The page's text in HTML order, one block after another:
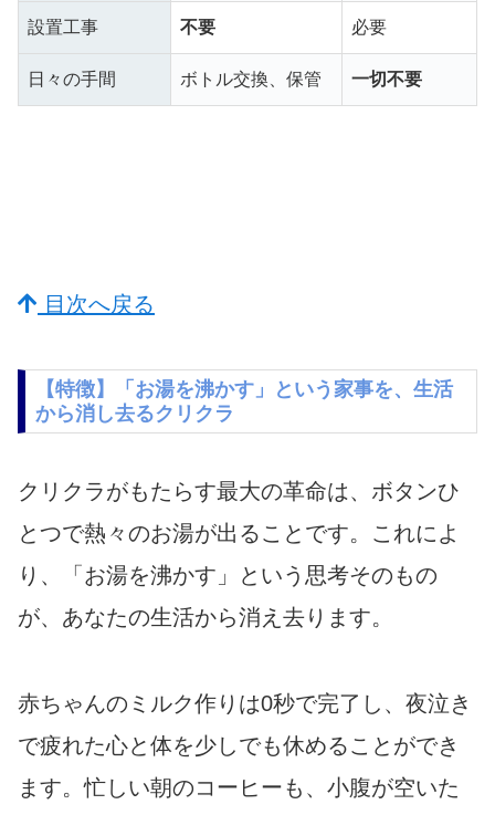
設置工事 不要 必要
日々の手間 ボトル交換、保管 一切不要
目次へ戻る
【特徴】「お湯を沸かす」という家事を、生活
から消し去るクリクラ
クリクラがもたらす最大の革命は、ボタンひ
とつで熱々のお湯が出ることです。これによ
り、「お湯を沸かす」という思考そのもの
が、あなたの生活から消え去ります。
赤ちゃんのミルク作りは0秒で完了し、夜泣き
で疲れた心と体を少しでも休めることができ
ます。忙しい朝のコーヒーも、小腹が空いた